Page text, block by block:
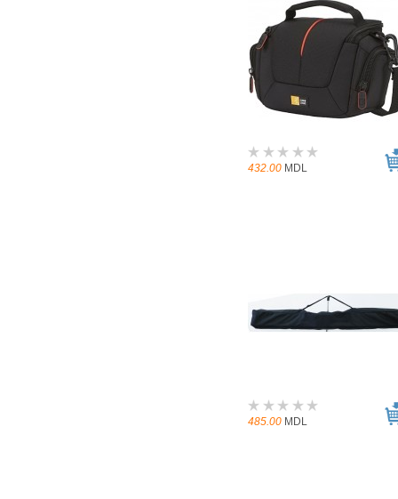
432.00 MDL
485.00 MDL